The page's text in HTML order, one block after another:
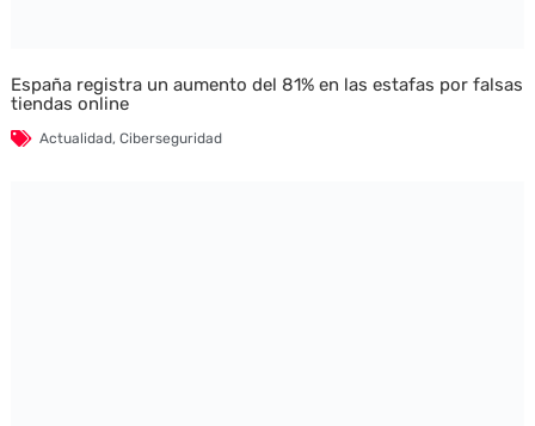
España registra un aumento del 81% en las estafas por falsas
tiendas online
Actualidad, Ciberseguridad